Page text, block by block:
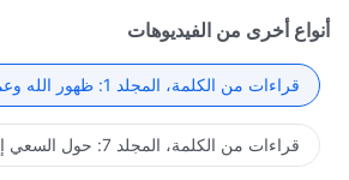
أنواع أخرى من الفيديوهات
قراءات من الكلمة، المجلد 1: ظهور الله وعمله
قراءات من الكلمة، المجلد 7: حول السعي إلى الحق